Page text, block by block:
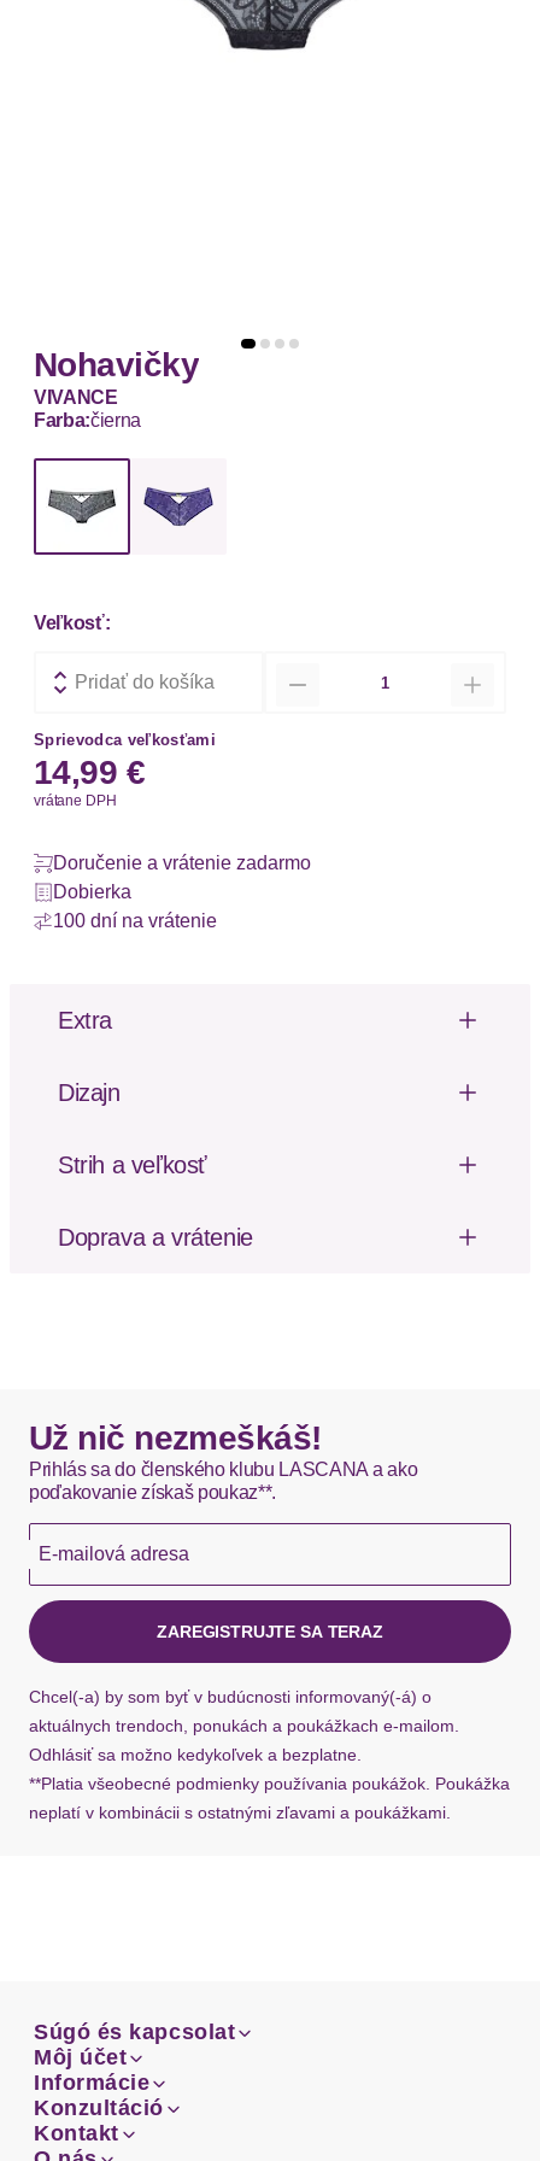
Nohavičky
VIVANCE
Farba:čierna
Veľkosť:
Pridať do košíka
Sprievodca veľkosťami
14,99 €
vrátane DPH
Doručenie a vrátenie zadarmo
Dobierka
100 dní na vrátenie
Extra
Čipka
Jemná tkanina
Dizajn
Strih a veľkosť
Doprava a vrátenie
Okamžite dostupné položky sú zvyčajne doručené
kuriérom DHL do 1-3 pracovných dní.
Hermes - 0,00 EUR
Okamžite dostupné položky sú zvyčajne doručené
kuriérom Hermes do 1-3 pracovných dní.
Už nič nezmeškáš!
Prihlás sa do členského klubu LASCANA a ako
poďakovanie získaš poukaz**.
E-mailová adresa
ZAREGISTRUJTE SA TERAZ
Chcel(-a) by som byť v budúcnosti informovaný(-á) o
aktuálnych trendoch, ponukách a poukážkach e-mailom.
Odhlásiť sa možno kedykoľvek a bezplatne.
**Platia všeobecné podmienky používania poukážok. Poukážka
neplatí v kombinácii s ostatnými zľavami a poukážkami.
Súgó és kapcsolat
Email
Facebook
Súgó és kapcsolat
Email
Facebook
Môj účet
Prehľad objednávok
Môj účet
Prehľad objednávok
Informácie
Doprava
Informácie
Doprava
Konzultáció
Sprievodca-veľkosťami
Konzultáció
Kontakt
Kontakt